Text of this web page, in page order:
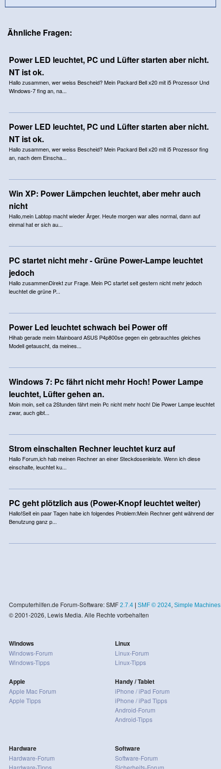
Ähnliche Fragen:
Power LED leuchtet, PC und Lüfter starten aber nicht.
NT ist ok.
Hallo zusammen, wer weiss Bescheid? Mein Packard Bell x20 mit i5 Prozessor Und
Windows-7 fing an, na...
Power LED leuchtet, PC und Lüfter starten aber nicht.
NT ist ok.
Hallo zusammen, wer weiss Bescheid? Mein Packard Bell x20 mit i5 Prozessor fing
an, nach dem Einscha...
Win XP: Power Lämpchen leuchtet, aber mehr auch
nicht
Hallo,mein Labtop macht wieder Ärger. Heute morgen war alles normal, dann auf
einmal hat er sich au...
PC startet nicht mehr - Grüne Power-Lampe leuchtet
jedoch
Hallo zusammenDirekt zur Frage. Mein PC startet seit gestern nicht mehr jedoch
leuchtet die grüne P...
Power Led leuchtet schwach bei Power off
Hihab gerade meim Mainboard ASUS P4p800se gegen ein gebrauchtes gleiches
Modell getauscht, da meines...
Windows 7: Pc fährt nicht mehr Hoch! Power Lampe
leuchtet, Lüfter gehen an.
Moin moin, seit ca 2Stunden fährt mein Pc nicht mehr hoch! Die Power Lampe leuchtet
zwar, auch gibt...
Strom einschalten Rechner leuchtet kurz auf
Hallo Forum,ich hab meinen Rechner an einer Steckdosenleiste. Wenn ich diese
einschalte, leuchtet ku...
PC geht plötzlich aus (Power-Knopf leuchtet weiter)
Hallo!Seit ein paar Tagen habe ich folgendes Problem:Mein Rechner geht während der
Benutzung ganz p...
Computerhilfen.de Forum-Software: SMF 2.7.4| SMF © 2024, Simple Machines
© 2001-2026, Lewis Media. Alle Rechte vorbehalten
Windows
Windows-Forum
Windows-Tipps
Apple
Apple Mac Forum
Apple Tipps
Linux
Linux-Forum
Linux-Tipps
Handy / Tablet
iPhone / iPad Forum
iPhone / iPad Tipps
Android-Forum
Android-Tipps
Hardware
Hardware-Forum
Hardware-Tipps
Software
Software-Forum
Sicherheits-Forum